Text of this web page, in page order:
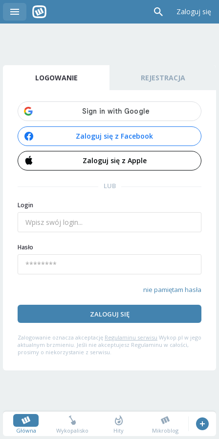
Zaloguj się
LOGOWANIE REJESTRACJA
Zaloguj się z Facebook
Zaloguj się z Apple
LUB
Login
Hasło
nie pamiętam hasła
ZALOGUJ SIĘ
Zalogowanie oznacza akceptację Regulaminu serwisu Wykop.pl w jego
aktualnym brzmieniu. Jeśli nie akceptujesz Regulaminu w całości,
prosimy o niekorzystanie z serwisu.
Główna Wykopalisko Hity Mikroblog